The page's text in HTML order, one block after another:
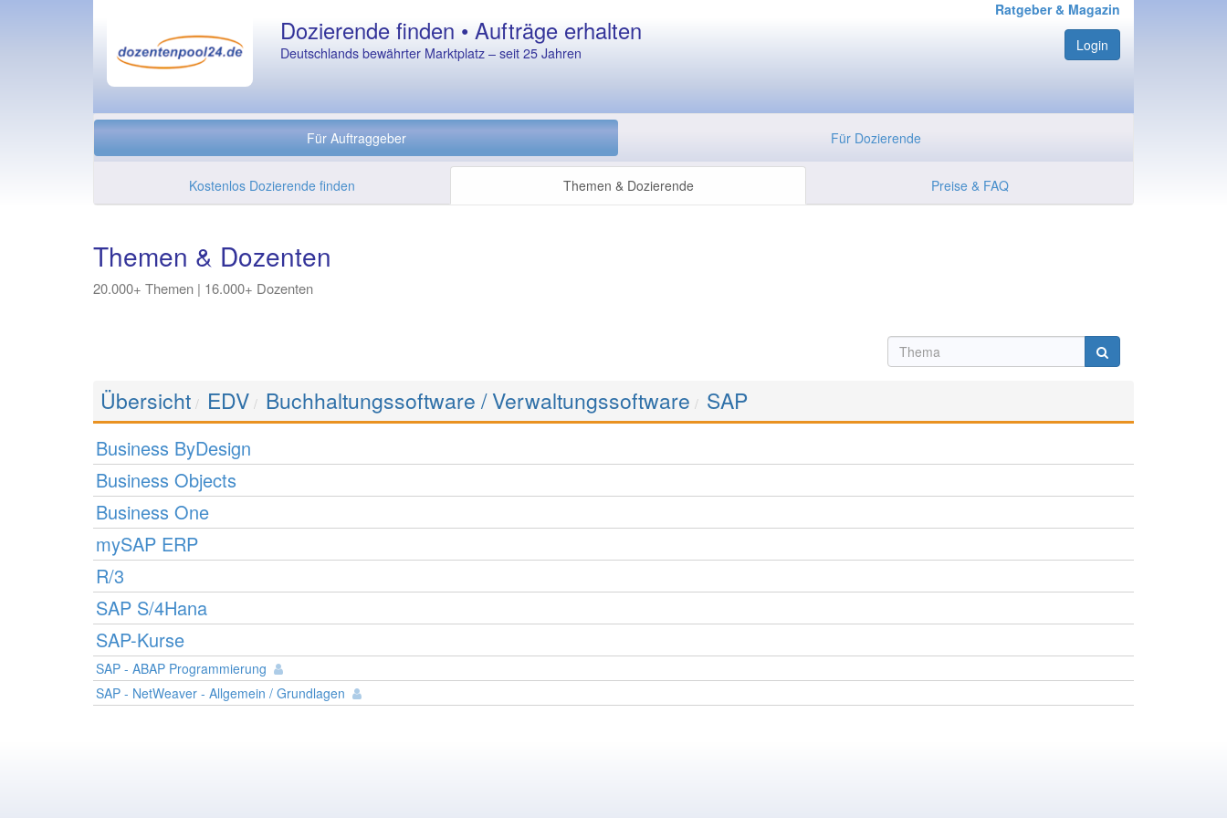
Dozierende finden • Aufträge erhalten
Deutschlands bewährter Marktplatz – seit 25 Jahren
Ratgeber & Magazin
Login
Für Auftraggeber Für Dozierende
Kostenlos Dozierende finden Themen & Dozierende Preise & FAQ
Themen & Dozenten
20.000+ Themen | 16.000+ Dozenten
Übersicht EDV Buchhaltungssoftware / Verwaltungssoftware SAP
Business ByDesign
Business Objects
Business One
mySAP ERP
R/3
SAP S/4Hana
SAP-Kurse
SAP - ABAP Programmierung
SAP - NetWeaver - Allgemein / Grundlagen